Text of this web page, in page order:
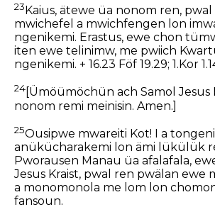
23 Kaius, ätewe üa nonom ren,
mwichefel a mwichfengen lon
ngenikemi. Erastus, ewe chon
iten ewe telinimw, me pwiich
ngenikemi. + 16.23 Föf 19.29; 1.Kor
24 [Ümöümöchün ach Samol Jesus
nonom remi meinisin. Amen.]
25Ousipwe mwareiti Kot! I a tongeni
anükücharakemi lon ämi lükülük
Pworausen Manau üa afalafala,
Jesus Kraist, pwal ren pwälan ewe
a monomonola me lom lon
fansoun.